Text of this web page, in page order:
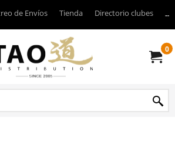
de Envíos Tienda Directorio clubes
0